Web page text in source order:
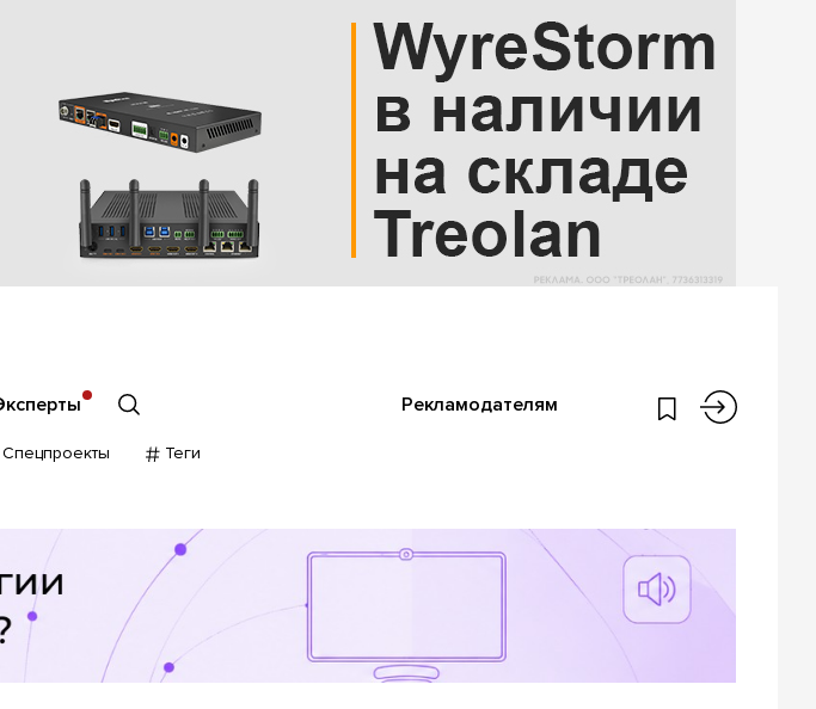
Рекламодателям
Спецпроекты Теги